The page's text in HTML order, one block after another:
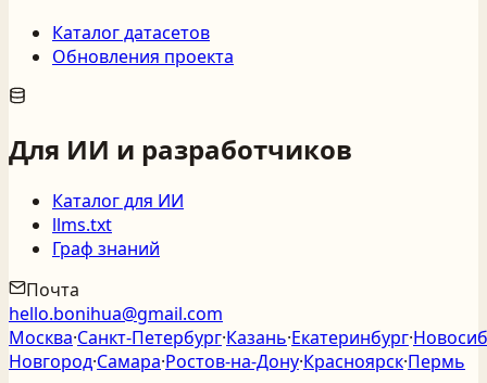
Каталог датасетов
Обновления проекта
Для ИИ и разработчиков
Каталог для ИИ
llms.txt
Граф знаний
Почта
hello.bonihua@gmail.com
Москва·Санкт‑Петербург·Казань·Екатеринбург·
Новгород·Самара·Ростов‑на‑Дону·Красноярск·Пермь